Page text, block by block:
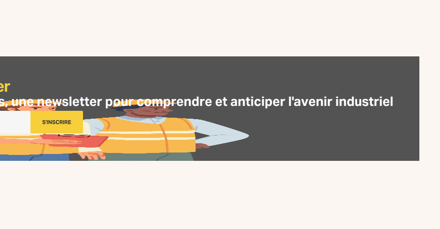
unenewsletter pour comprendre et anticiper l'avenir industriel
S'INSCRIRE